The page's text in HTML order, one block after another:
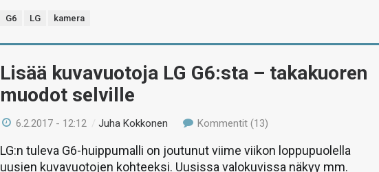
G6 LG kamera
Lisää kuvavuotoja LG G6:sta – takakuoren
muodot selville
6.2.2017 - 12:12 /Juha Kokkonen Kommentit (13)
LG:n tuleva G6-huippumalli on joutunut viime viikon loppupuolella
uusien kuvavuotojen kohteeksi. Uusissa valokuvissa näkyy mm.